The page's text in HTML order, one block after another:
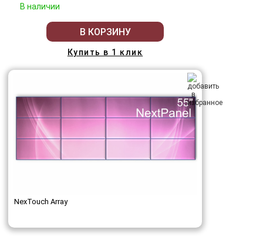
В наличии
В КОРЗИНУ
Купить в 1 клик
NexTouch Array